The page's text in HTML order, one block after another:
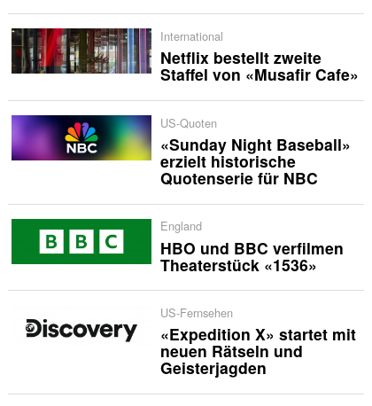
International
Netflix bestellt zweite
Staffel von «Musafir Cafe»
US-Quoten
«Sunday Night Baseball»
erzielt historische
Quotenserie für NBC
England
HBO und BBC verfilmen
Theaterstück «1536»
US-Fernsehen
«Expedition X» startet mit
neuen Rätseln und
Geisterjagden